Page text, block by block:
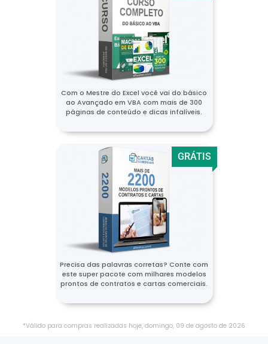
Com o Mestre do Excel você vai do básico
ao Avançado em VBA com mais de 300
páginas de conteúdo e dicas infalíveis.
GRÁTIS
Precisa das palavras corretas? Conte com
este super pacote com milhares modelos
prontos de contratos e cartas comerciais.
*Válido para compras realizadas hoje, domingo, 09 de agosto de 2026